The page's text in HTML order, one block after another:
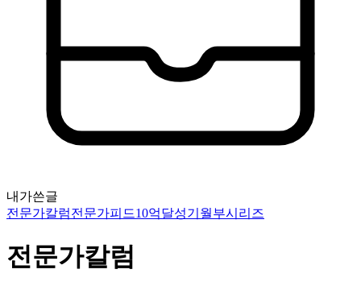
내가쓴글
전문가칼럼전문가피드10억달성기 월부시리즈
전문가칼럼